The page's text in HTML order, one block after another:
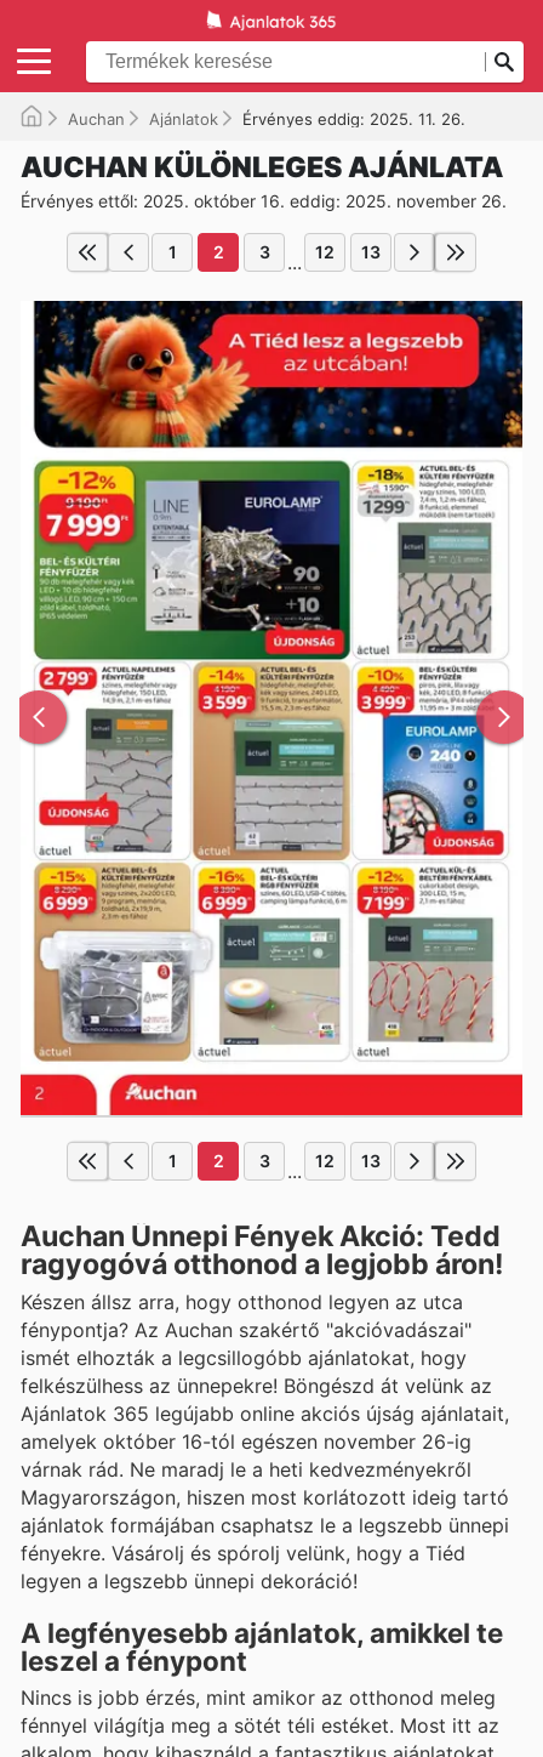
Auchan Ajánlatok Érvényes eddig: 2025. 11. 26.
AUCHAN KÜLÖNLEGES AJÁNLATA
Érvényes ettől: 2025. október 16. eddig: 2025. november 26.
1 2 3 ... 12 13
1 2 3 ... 12 13
Auchan Ünnepi Fények Akció: Tedd
ragyogóvá otthonod a legjobb áron!
Készen állsz arra, hogy otthonod legyen az utca
fénypontja? Az Auchan szakértő "akcióvadászai"
ismét elhozták a legcsillogóbb ajánlatokat, hogy
felkészülhess az ünnepekre! Böngészd át velünk az
Ajánlatok 365 legújabb online akciós újság ajánlatait,
amelyek október 16-tól egészen november 26-ig
várnak rád. Ne maradj le a heti kedvezményekről
Magyarországon, hiszen most korlátozott ideig tartó
ajánlatok formájában csaphatsz le a legszebb ünnepi
fényekre. Vásárolj és spórolj velünk, hogy a Tiéd
legyen a legszebb ünnepi dekoráció!
A legfényesebb ajánlatok, amikkel te
leszel a fénypont
Nincs is jobb érzés, mint amikor az otthonod meleg
fénnyel világítja meg a sötét téli estéket. Most itt az